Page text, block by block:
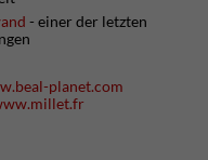
- einer der letzten
planet.com